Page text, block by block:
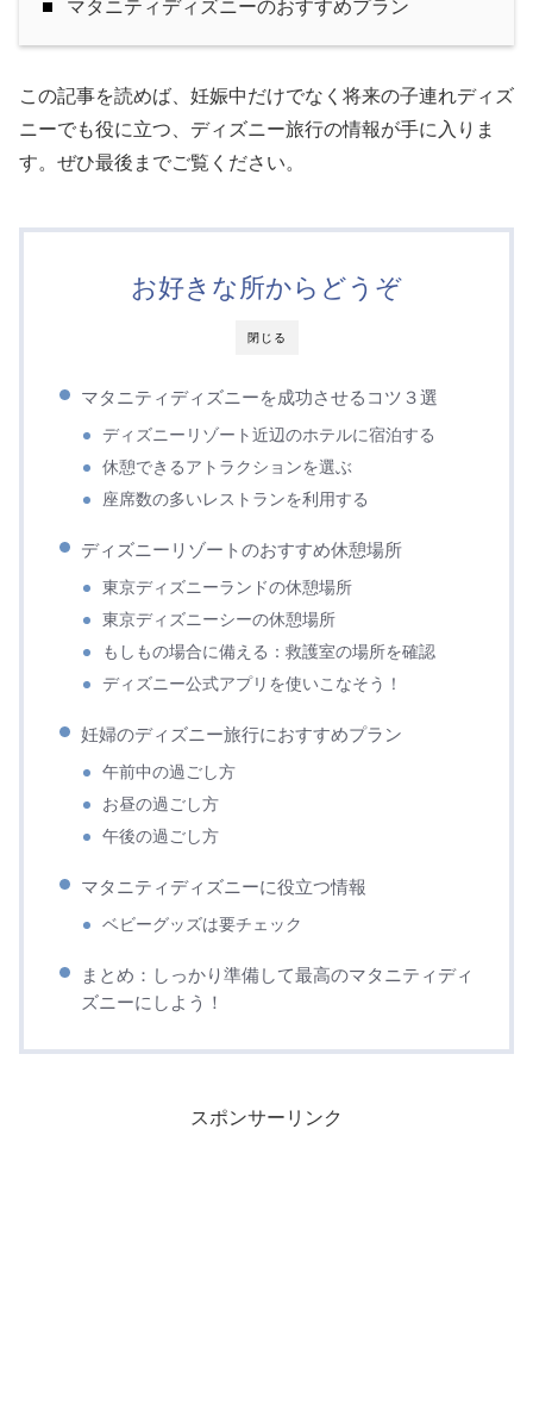
マタニティディズニーのおすすめプラン
この記事を読めば、妊娠中だけでなく将来の子連れディズ
ニーでも役に立つ、ディズニー旅行の情報が手に入りま
す。ぜひ最後までご覧ください。
閉じる
お好きな所からどうぞ
マタニティディズニーを成功させるコツ３選
ディズニーリゾート近辺のホテルに宿泊する
休憩できるアトラクションを選ぶ
座席数の多いレストランを利用する
ディズニーリゾートのおすすめ休憩場所
東京ディズニーランドの休憩場所
東京ディズニーシーの休憩場所
もしもの場合に備える：救護室の場所を確認
ディズニー公式アプリを使いこなそう！
妊婦のディズニー旅行におすすめプラン
午前中の過ごし方
お昼の過ごし方
午後の過ごし方
マタニティディズニーに役立つ情報
ベビーグッズは要チェック
まとめ：しっかり準備して最高のマタニティディ
ズニーにしよう！
スポンサーリンク